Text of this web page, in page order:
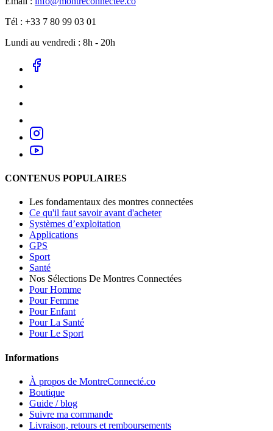
Tél : +33 7 80 99 03 01
Lundi au vendredi : 8h - 20h
CONTENUS POPULAIRES
Les fondamentaux des montres connectées
Ce qu'il faut savoir avant d'acheter
Systèmes d’exploitation
Applications
GPS
Sport
Santé
Nos Sélections De Montres Connectées
Pour Homme
Pour Femme
Pour Enfant
Pour La Santé
Pour Le Sport
Informations
À propos de MontreConnecté.co
Boutique
Guide / blog
Suivre ma commande
Livraison, retours et remboursements